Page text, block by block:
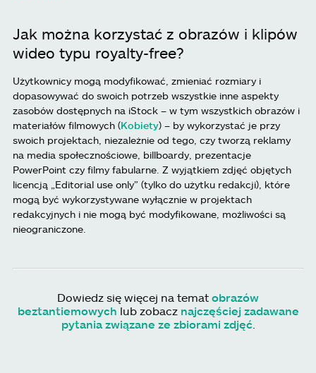
Jak można korzystać z obrazów i klipów
wideo typu royalty-free?
Użytkownicy mogą modyfikować, zmieniać rozmiary i
dopasowywać do swoich potrzeb wszystkie inne aspekty
zasobów dostępnych na iStock – w tym wszystkich obrazów i
materiałów filmowych (Kobiety) – by wykorzystać je przy
swoich projektach, niezależnie od tego, czy tworzą reklamy
na media społecznościowe, billboardy, prezentacje
PowerPoint czy filmy fabularne. Z wyjątkiem zdjęć objętych
licencją „Editorial use only” (tylko do użytku redakcji), które
mogą być wykorzystywane wyłącznie w projektach
redakcyjnych i nie mogą być modyfikowane, możliwości są
nieograniczone.
Dowiedz się więcej na temat obrazów
beztantiemowych lub zobacz najczęściej zadawane
pytania związane ze zbiorami zdjęć